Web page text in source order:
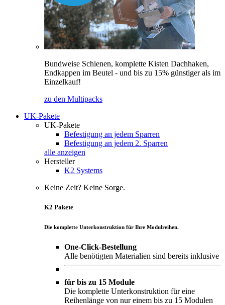
Bundweise Schienen, komplette Kisten Dachhaken,
Endkappen im Beutel - und bis zu 15% günstiger als im
Einzelkauf!
zu den Multipacks
UK-Pakete
UK-Pakete
Befestigung an jedem Sparren
Befestigung an jedem 2. Sparren
alle anzeigen
Hersteller
K2 Systems
Keine Zeit? Keine Sorge.
K2 Pakete
Die komplette Unterkonstruktion für Ihre Modulreihen.
One-Click-Bestellung
Alle benötigten Materialien sind bereits inklusive
für bis zu 15 Module
Die komplette Unterkonstruktion für eine
Reihenlänge von nur einem bis zu 15 Modulen